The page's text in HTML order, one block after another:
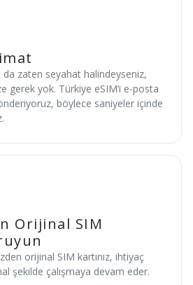
da zaten seyahat halindeyseniz,
gerek yok. Türkiye eSIM’i e-posta
böylece saniyeler içinde
Orijinal SIM
orijinal SIM kartınız, ihtiyaç
şekilde çalışmaya devam eder.